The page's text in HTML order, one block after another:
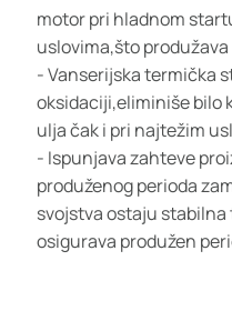
motor pri hladnom
uslovima,što
- Vanserijska termička
oksidaciji,eliminiše bilo
ulja čak i pri najtežim
- Ispunjava zahteve
produženog perioda
svojstva ostaju
osigurava produžen